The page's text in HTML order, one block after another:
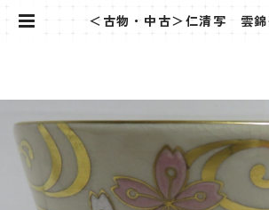
＜古物・中古＞仁清写 雲